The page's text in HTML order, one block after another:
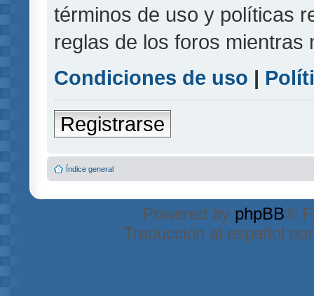
términos de uso y políticas
reglas de los foros mientras
Condiciones de uso |
Registrarse
Índice general
Powered by phpBB®
Traducción al español